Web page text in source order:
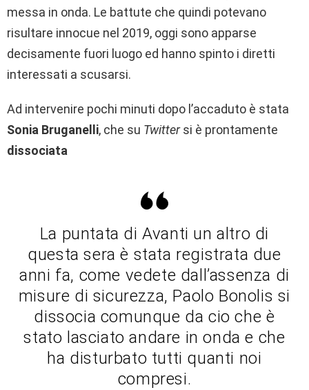
messa in onda. Le battute che quindi potevano
risultare innocue nel 2019, oggi sono apparse
decisamente fuori luogo ed hanno spinto i diretti
interessati a scusarsi.
Ad intervenire pochi minuti dopo l’accaduto è stata
Sonia Bruganelli, che su Twittersi è prontamente
dissociata
La puntata di Avanti un altro di
questa sera è stata registrata due
anni fa, come vedete dall’assenza di
misure di sicurezza, Paolo Bonolis si
dissocia comunque da cio che è
stato lasciato andare in onda e che
ha disturbato tutti quanti noi
compresi.